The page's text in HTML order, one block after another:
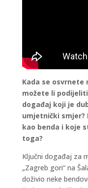
Kada se osvrnete
možete li
događaj koji je
umjetnički smjer?
kao benda i koje
toga?
Ključni događaj za
„Zagreb gori“ na
doživio neke